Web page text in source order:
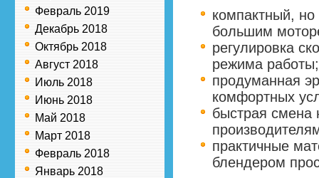
Февраль 2019
Декабрь 2018
Октябрь 2018
Август 2018
Июль 2018
Июнь 2018
Май 2018
Март 2018
Февраль 2018
Январь 2018
компактный,
большим
регулировка
режима работы;
продуманная
комфортных
быстрая смена
практичные
блендером